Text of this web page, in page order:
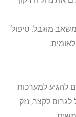
מוגבל. טיפול
להגיע למערכות
לקצר, נזק